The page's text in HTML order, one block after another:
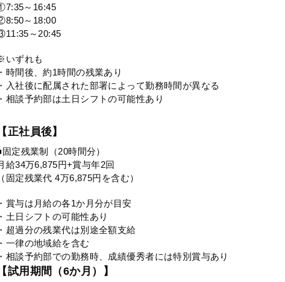
～16:45
～18:00
～20:45
いずれも
時間後、約1時間の残業あり
入社後に配属された部署によって勤務時間が異なる
相談予約部は土日シフトの可能性あり
正社員後】
定残業制（20時間分）
給34万6,875円+賞与年2回
固定残業代 4万6,875円を含む）
賞与は月給の各1か月分が目安
土日シフトの可能性あり
超過分の残業代は別途全額支給
一律の地域給を含む
相談予約部での勤務時、成績優秀者には特別賞与あり
試用期間（6か月）】